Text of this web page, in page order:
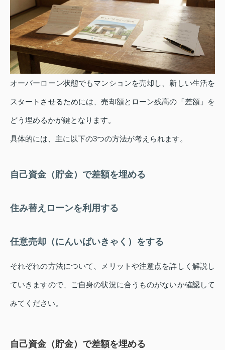
オーバーローン状態でもマンションを売却し、新しい生活を
スタートさせるためには、売却額とローン残高の「差額」を
どう埋めるかが鍵となります。
具体的には、主に以下の3つの方法が考えられます。
自己資金（貯金）で差額を埋める
住み替えローンを利用する
任意売却（にんいばいきゃく）をする
それぞれの方法について、メリットや注意点を詳しく解説し
ていきますので、ご自身の状況に合うものがないか確認して
みてください。
自己資金（貯金）で差額を埋める